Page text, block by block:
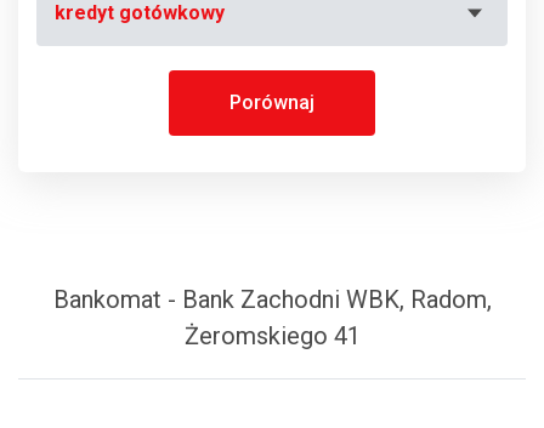
kredyt gotówkowy
Porównaj
Bankomat - Bank Zachodni WBK, Radom,
Żeromskiego 41